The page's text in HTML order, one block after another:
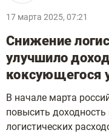
17 марта 2025, 07:21
Снижение
улучшило
коксующегося
В начале марта
повысить
логистических